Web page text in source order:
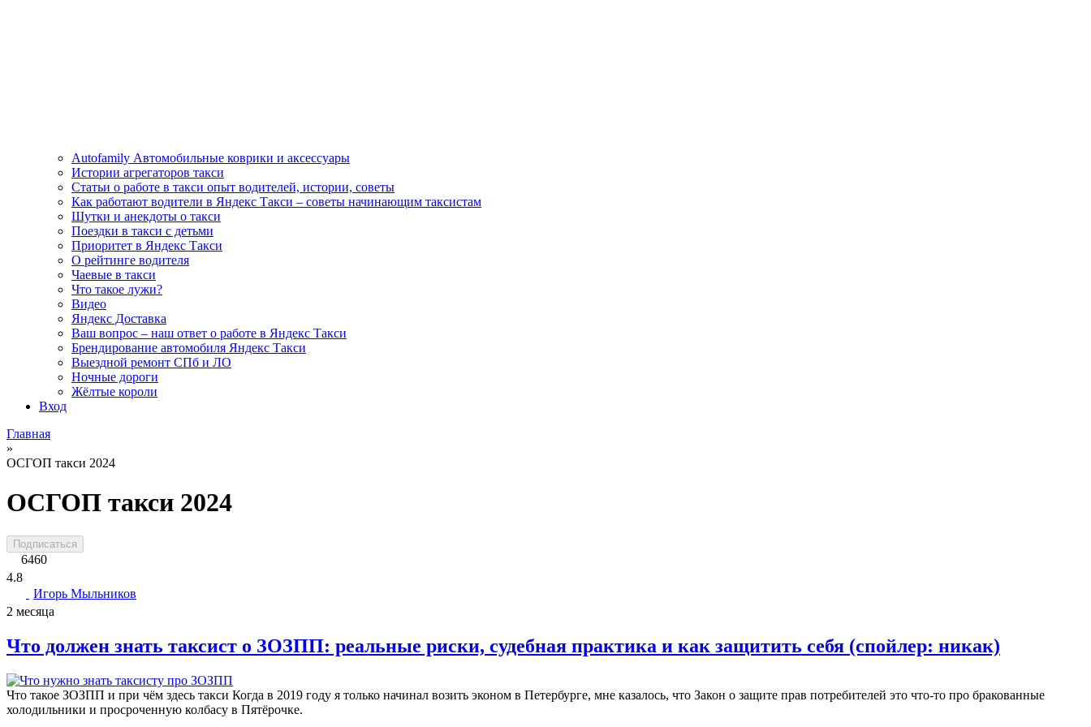
Autofamily Автомобильные коврики и аксессуары
Истории агрегаторов такси
Статьи о работе в такси опыт водителей, истории, советы
Как работают водители в Яндекс Такси – советы начинающим таксистам
Шутки и анекдоты о такси
Поездки в такси с детьми
Приоритет в Яндекс Такси
О рейтинге водителя
Чаевые в такси
Что такое лужи?
Видео
Яндекс Доставка
Ваш вопрос – наш ответ о работе в Яндекс Такси
Брендирование автомобиля Яндекс Такси
Выездной ремонт СПб и ЛО
Ночные дороги
Жёлтые короли
Вход
Главная
»
ОСГОП такси 2024
ОСГОП такси 2024
Подписаться
6460
4.8
Игорь Мыльников
2 месяца
Что должен знать таксист о ЗОЗПП: реальные риски, судебная практика и как защитить себя (спойлер: никак)
Что такое ЗОЗПП и при чём здесь такси Когда в 2019 году я только начинал возить эконом в Петербурге, мне казалось, что Закон о защите прав потребителей это что-то про бракованные
холодильники и просроченную колбасу в Пятёрочке.